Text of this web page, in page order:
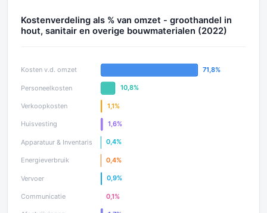
Kostenverdeling als % van omzet - groothandel in
hout, sanitair en overige bouwmaterialen (2022)